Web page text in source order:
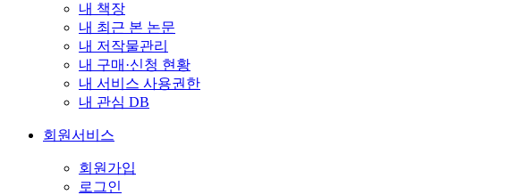
내 책장
내 최근 본 논문
내 저작물관리
내 구매·신청 현황
내 서비스 사용권한
내 관심 DB
회원서비스
회원가입
로그인